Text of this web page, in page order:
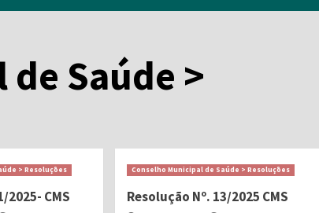
Saúde >
> Resoluções
2025- CMS
Conselho Municipal de Saúde > Resoluções
Resolução Nº. 13/2025 CMS